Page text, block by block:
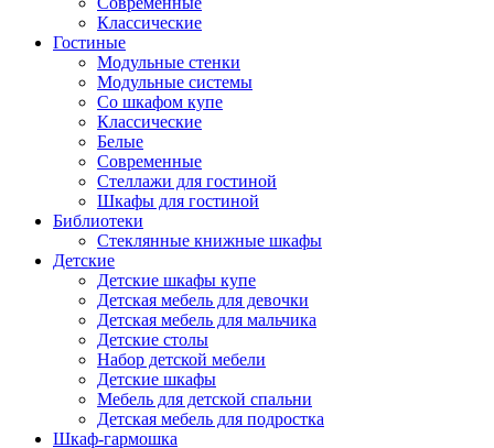
Классические
Гостиные
Модульные стенки
Модульные системы
Со шкафом купе
Классические
Белые
Современные
Стеллажи для гостиной
Шкафы для гостиной
Библиотеки
Стеклянные книжные шкафы
Детские
Детские шкафы купе
Детская мебель для девочки
Детская мебель для мальчика
Детские столы
Набор детской мебели
Детские шкафы
Мебель для детской спальни
Детская мебель для подростка
Шкаф-гармошка